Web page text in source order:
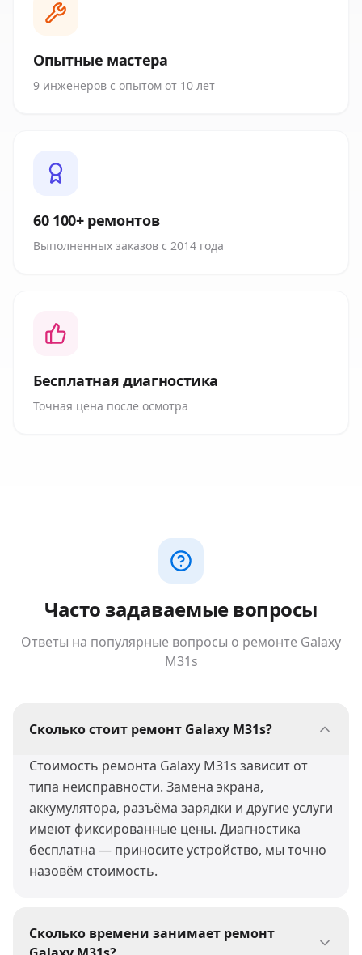
Опытные мастера
9 инженеров с опытом от 10 лет
60 100+ ремонтов
Выполненных заказов с 2014 года
Бесплатная диагностика
Точная цена после осмотра
Часто задаваемые вопросы
Ответы на популярные вопросы о ремонте Galaxy
M31s
Сколько стоит ремонт Galaxy M31s?
Стоимость ремонта Galaxy M31s зависит от
типа неисправности. Замена экрана,
аккумулятора, разъёма зарядки и другие услуги
имеют фиксированные цены. Диагностика
бесплатна — приносите устройство, мы точно
назовём стоимость.
Сколько времени занимает ремонт